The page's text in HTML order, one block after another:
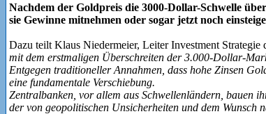
Nachdem der Goldpreis die 3000-Dollar-Schwelle
sie Gewinne mitnehmen oder sogar jetzt noch
Dazu teilt Klaus Niedermeier, Leiter Investment Strategie
mit dem erstmaligen Überschreiten der 3.000-Dollar-
Entgegen traditioneller Annahmen, dass hohe Zinsen
eine fundamentale Verschiebung.
Zentralbanken, vor allem aus Schwellenländern, bauen
der von geopolitischen Unsicherheiten und dem Wunsch